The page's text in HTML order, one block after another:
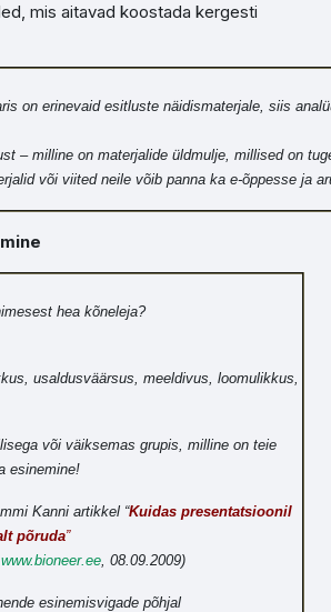
mis aitavad koostada kergesti
on erinevaid esitluste näidismaterjale, siis
on materjalide üldmulje, millised on
viited neile võib panna ka e-õppesse ja
hea kõneleja?
usaldusväärsus, meeldivus, loomulikkus,
või väiksemas grupis, milline on teie
esinemine!
Kanni artikkel “Kuidas presentatsioonil
põruda”
www.bioneer.ee, 08.09.2009)
esinemisvigade põhjal